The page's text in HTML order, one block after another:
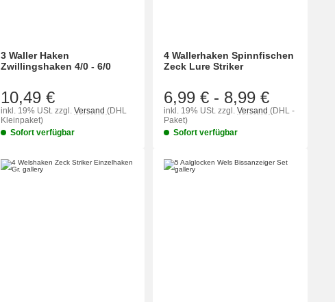
3 Waller Haken
Zwillingshaken 4/0 - 6/0
10,49 €
inkl. 19% USt. zzgl. Versand (DHL
Kleinpaket)
Sofort verfügbar
4 Wallerhaken Spinnfischen
Zeck Lure Striker
6,99 € - 8,99 €
inkl. 19% USt. zzgl. Versand (DHL -
Paket)
Sofort verfügbar